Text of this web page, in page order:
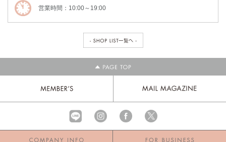
営業時間：10:00～19:00